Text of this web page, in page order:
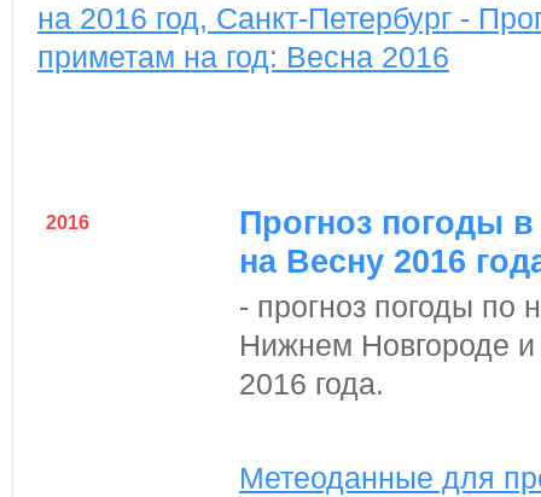
на 2016 год, Санкт-Петербург -
приметам на год: Весна 2016
2016
Прогноз погоды
на Весну 2016
- прогноз погоды по
Нижнем Новгороде и
2016 года.
Метеоданные для